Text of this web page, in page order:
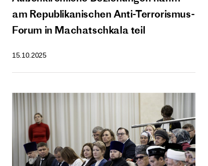
am Republikanischen Anti-Terrorismus-
Forum in Machatschkala teil
15.10.2025